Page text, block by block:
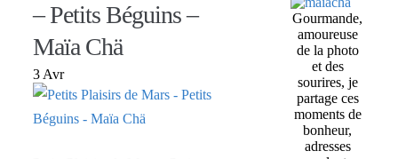
– Petits Béguins –
Maïa Chä
3 Avr
Gourmande,
amoureuse
de la photo
et des
sourires, je
partage ces
moments de
bonheur,
adresses